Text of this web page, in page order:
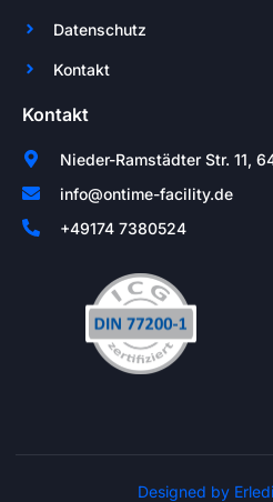
Datenschutz
Kontakt
Kontakt
Nieder-Ramstädter Str. 11,
info@ontime-facility.de
+49174 7380524
Designed by